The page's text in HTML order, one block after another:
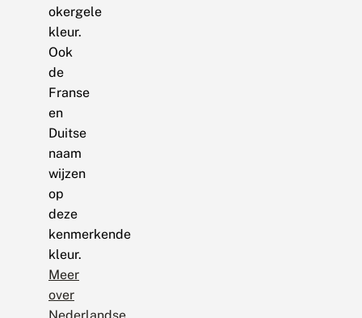
okergele
kleur.
Ook
de
Franse
en
Duitse
naam
wijzen
op
deze
kenmerkende
kleur.
Meer
over